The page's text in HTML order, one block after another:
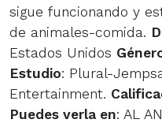
sigue funcionando y
de animales-comida.
Estados Unidos
Estudio: Plural-
Entertainment.
Puedes verla en: AL